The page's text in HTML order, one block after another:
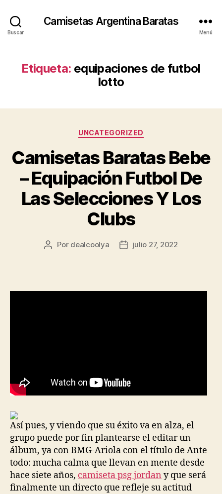
Buscar
Camisetas Argentina Baratas
Menú
Etiqueta: equipaciones de futbol
lotto
Categorías
UNCATEGORIZED
Camisetas Baratas Bebe
– Equipación Futbol De
Las Selecciones Y Los
Clubs
Autor
Por dealcoolya
Fechajulio 27, 2022
Así pues, y viendo que su éxito va en alza, el
grupo puede por fin plantearse el editar un
álbum, ya con BMG-Ariola con el título de Ante
todo: mucha calma que llevan en mente desde
hace siete años, camiseta psg jordan y que será
finalmente un directo que refleje su actitud